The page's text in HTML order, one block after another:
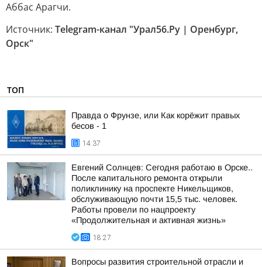
Аббас Арагчи.
Источник: Telegram-канал "Урал56.Ру | Оренбург,
Орск"
ТОП
Правда о Фрунзе, или Как корёжит правых
бесов - 1
14:37
Евгений Солнцев: Сегодня работаю в Орске..
После капитального ремонта открыли
поликлинику на проспекте Никельщиков,
обслуживающую почти 15,5 тыс. человек.
Работы провели по нацпроекту
«Продолжительная и активная жизнь»
18:27
Вопросы развития строительной отрасли и